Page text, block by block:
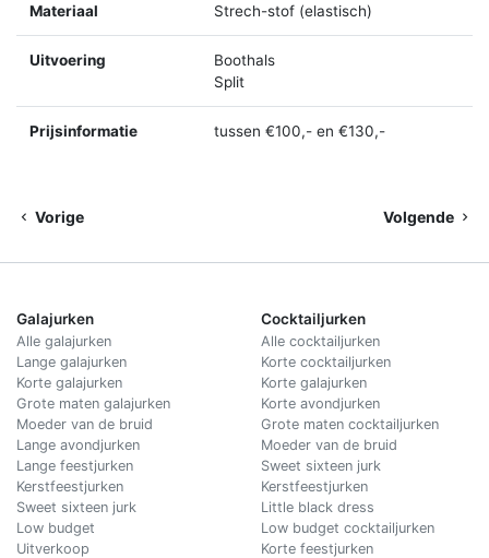
Materiaal Strech-stof (elastisch)
Uitvoering
Boothals
Split
Prijsinformatie tussen €100,- en €130,-
Vorige Volgende
Galajurken
Alle galajurken
Lange galajurken
Korte galajurken
Grote maten galajurken
Moeder van de bruid
Lange avondjurken
Lange feestjurken
Kerstfeestjurken
Sweet sixteen jurk
Low budget
Uitverkoop
Cocktailjurken
Alle cocktailjurken
Korte cocktailjurken
Korte galajurken
Korte avondjurken
Grote maten cocktailjurken
Moeder van de bruid
Sweet sixteen jurk
Kerstfeestjurken
Little black dress
Low budget cocktailjurken
Korte feestjurken